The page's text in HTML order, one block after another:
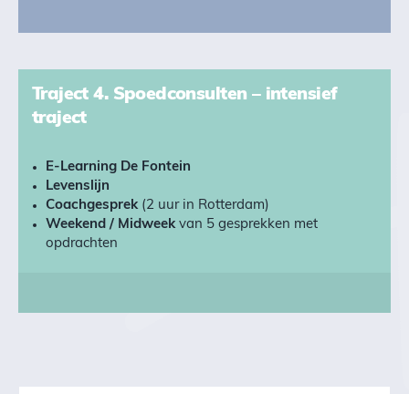
Traject 4. Spoedconsulten – intensief
traject
E-Learning De Fontein
Levenslijn
Coachgesprek(2 uur in Rotterdam)
Weekend / Midweekvan 5 gesprekken met
opdrachten